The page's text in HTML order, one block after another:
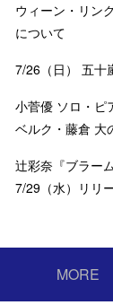
ウィーン・リン
について
7/26（日） 五十
小菅優 ソロ・ピ
ベルク・藤倉 大
辻彩奈『ブラー
7/29（水）リリ
MORE